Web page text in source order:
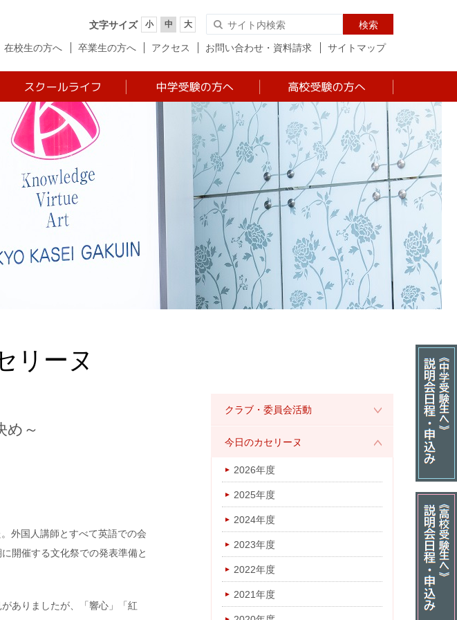
文字サイズ 小 中 大 検索
在校生の方へ 卒業生の方へ アクセス お問い合わせ・資料請求 サイトマップ
年間行事
クラブ活動
KVA Award
中学 入試について
中学 説明会日程・お
申込み
中学 学費・経費など
高校 入試について
高校 説明会日程・お
申込み
高校 学費・経費など
リーヌ
め～
外国人講師とすべて英語での会
開催する文化祭での発表準備と
ありましたが、「響心」「紅
クラブ・委員会活動
2026年度
今日のカセリーヌ
2026年度
2025年度
2024年度
2023年度
2022年度
2021年度